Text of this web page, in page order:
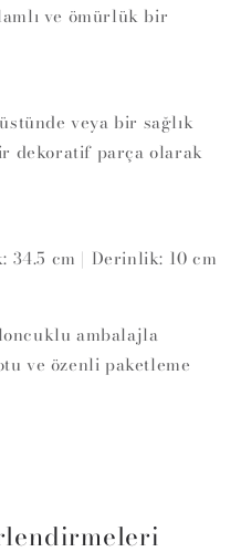
ve ömürlük bir
veya bir sağlık
dekoratif parça olarak
34.5 cm | Derinlik: 10 cm
ambalajla
ve özenli paketleme